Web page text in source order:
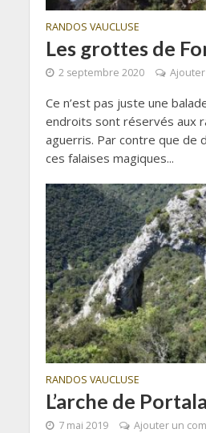
RANDOS VAUCLUSE
Les grottes de
2 septembre 2020
Ce n’est pas juste une
endroits sont réservés aux
aguerris. Par contre que de
ces falaises magiques...
RANDOS VAUCLUSE
L’arche de
7 mai 2019 Ajouter un